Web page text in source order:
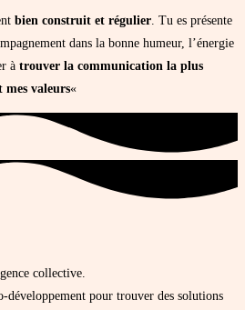
bien construit et régulier. Tu es présente
dans la bonne humeur, l’énergie
à trouver la communication la plus
mes valeurs«
collective.
développement pour trouver des solutions